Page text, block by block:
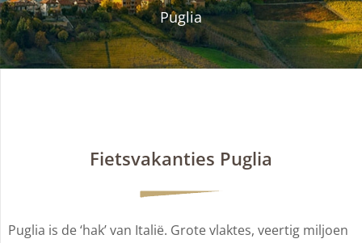
Puglia
Fietsvakanties Puglia
Puglia is de ‘hak’ van Italië. Grote vlaktes, veertig miljoen